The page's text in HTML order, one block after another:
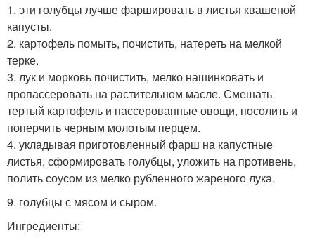
1. эти голубцы лучше фаршировать в листья квашеной
капусты.
2. картофель помыть, почистить, натереть на мелкой
терке.
3. лук и морковь почистить, мелко нашинковать и
пропассеровать на растительном масле. Смешать
тертый картофель и пассерованные овощи, посолить и
поперчить черным молотым перцем.
4. укладывая приготовленный фарш на капустные
листья, сформировать голубцы, уложить на противень,
полить соусом из мелко рубленного жареного лука.
9. голубцы с мясом и сыром.
Ингредиенты: